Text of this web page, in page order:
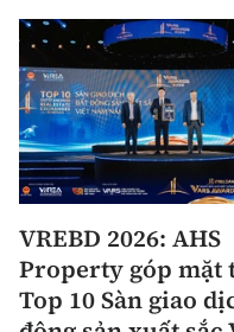
VREBD 2026: AHS
Property góp mặt
Top 10 Sàn giao